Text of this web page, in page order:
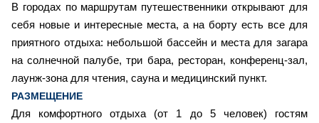
В городах по маршрутам путешественники открывают для
себя новые и интересные места, а на борту есть все для
приятного отдыха: небольшой бассейн и места для загара
на солнечной палубе, три бара, ресторан, конференц-зал,
лаунж-зона для чтения, сауна и медицинский пункт.
РАЗМЕЩЕНИЕ
Для комфортного отдыха (от 1 до 5 человек) гостям